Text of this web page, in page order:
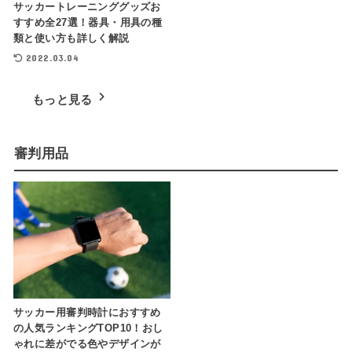
サッカートレーニンググッズお
すすめ全27選！器具・用具の種
類と使い方も詳しく解説
2022.03.04
もっと見る
審判用品
サッカー用審判時計におすすめ
の人気ランキングTOP10！おし
ゃれに差がでる色やデザインが